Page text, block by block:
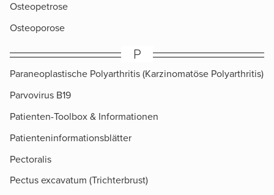
Osteopetrose
Osteoporose
P
Paraneoplastische Polyarthritis (Karzinomatöse Polyarthritis)
Parvovirus B19
Patienten-Toolbox & Informationen
Patienteninformationsblätter
Pectoralis
Pectus excavatum (Trichterbrust)